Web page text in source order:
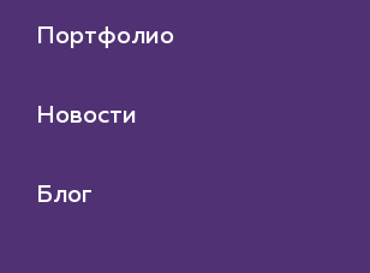
Портфолио
Новости
Блог